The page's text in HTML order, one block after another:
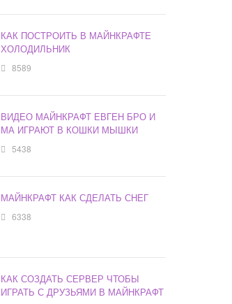
КАК ПОСТРОИТЬ В МАЙНКРАФТЕ
ХОЛОДИЛЬНИК
8589
ВИДЕО МАЙНКРАФТ ЕВГЕН БРО И
МА ИГРАЮТ В КОШКИ МЫШКИ
5438
МАЙНКРАФТ КАК СДЕЛАТЬ СНЕГ
6338
КАК СОЗДАТЬ СЕРВЕР ЧТОБЫ
ИГРАТЬ С ДРУЗЬЯМИ В МАЙНКРАФТ